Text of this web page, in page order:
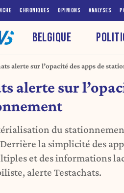
CHRONIQUES OPINIONS ANALYSES
BELGIQUE
alerte sur l’opacité des apps de
alerte sur
du
la simplicité des
et des informations
alerte Testachats.